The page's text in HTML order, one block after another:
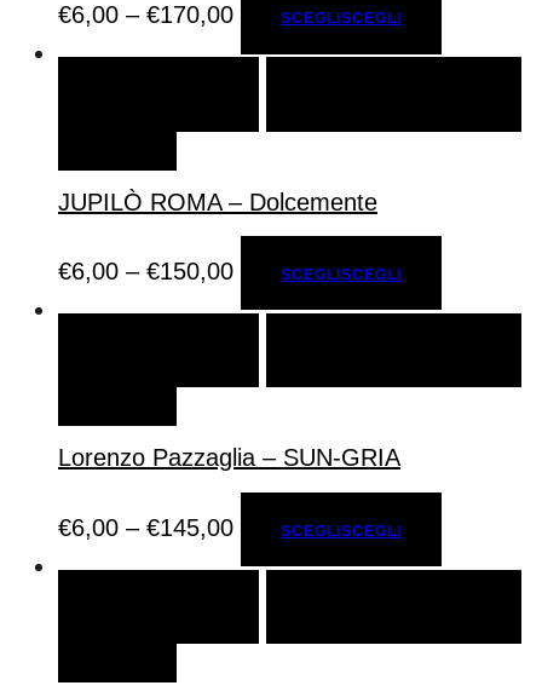
€6,00 – €170,00 SCEGLISCEGLI
JUPILÒ ROMA – Dolcemente
€6,00 – €150,00 SCEGLISCEGLI
Lorenzo Pazzaglia – SUN-GRIA
€6,00 – €145,00 SCEGLISCEGLI